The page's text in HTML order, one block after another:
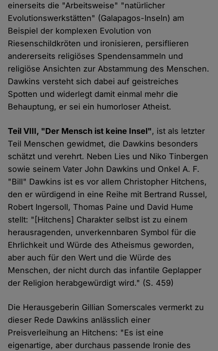
einerseits die "Arbeitsweise" "natürlicher
Evolutionswerkstätten" (Galapagos-Inseln) am
Beispiel der komplexen Evolution von
Riesenschildkröten und ironisieren, persiflieren
andererseits religiöses Spendensammeln und
religiöse Ansichten zur Abstammung des Menschen.
Dawkins versteht sich dabei auf geistreiches
Spotten und widerlegt damit einmal mehr die
Behauptung, er sei ein humorloser Atheist.
Teil VIII, "Der Mensch ist keine Insel", ist als letzter
Teil Menschen gewidmet, die Dawkins besonders
schätzt und verehrt. Neben Lies und Niko Tinbergen
sowie seinem Vater John Dawkins und Onkel A. F.
"Bill" Dawkins ist es vor allem Christopher Hitchens,
den er würdigend in eine Reihe mit Bertrand Russel,
Robert Ingersoll, Thomas Paine und David Hume
stellt: "[Hitchens] Charakter selbst ist zu einem
herausragenden, unverkennbaren Symbol für die
Ehrlichkeit und Würde des Atheismus geworden,
aber auch für den Wert und die Würde des
Menschen, der nicht durch das infantile Geplapper
der Religion herabgewürdigt wird." (S. 459)
Die Herausgeberin Gillian Somerscales vermerkt zu
dieser Rede Dawkins anlässlich einer
Preisverleihung an Hitchens: "Es ist eine
eigenartige, aber durchaus passende Ironie des